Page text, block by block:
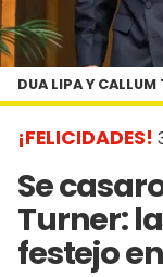
¡FELICIDADES!
Se
Turner:
festejo
DUA LIPA Y CALLUM